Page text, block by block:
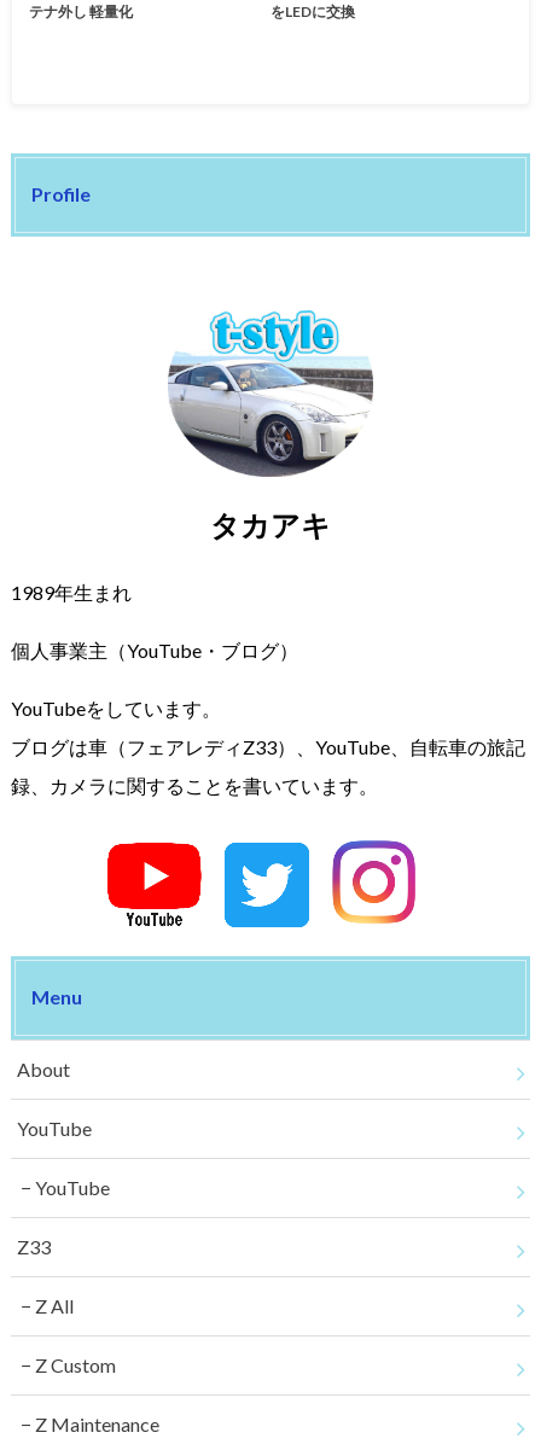
テナ外し 軽量化
をLEDに交換
Profile
タカアキ
1989年生まれ
個人事業主（YouTube・ブログ）
YouTubeをしています。
ブログは車（フェアレディZ33）、YouTube、自転車の旅記
録、カメラに関することを書いています。
Menu
About
YouTube
YouTube
Z33
Z All
Z Custom
Z Maintenance